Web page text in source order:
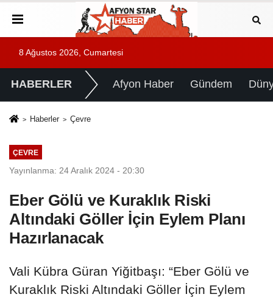
8 Ağustos 2026, Cumartesi
HABERLER Afyon Haber Gündem
Haberler Çevre
ÇEVRE
Yayınlanma: 24 Aralık 2024 - 20:30
Eber Gölü ve Kuraklık Riski
Altındaki Göller İçin Eylem Planı
Hazırlanacak
Vali Kübra Güran Yiğitbaşı: “Eber Gölü ve
Kuraklık Riski Altındaki Göller İçin Eylem